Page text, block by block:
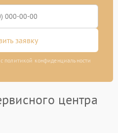
заявку
политикой конфиденциальности
центра